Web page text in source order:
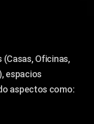
Oficinas,
espacios
aspectos como: